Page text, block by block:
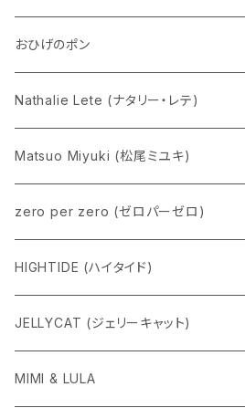
Eddie パンダ
クマちゃん
ケロペチーノ
おひげのポン
Nathalie Lete (ナタリー・レテ)
Matsuo Miyuki (松尾ミユキ)
zero per zero (ゼロパーゼロ)
HIGHTIDE (ハイタイド)
ニューレトロ
penco
JELLYCAT (ジェリーキャット)
MIMI & LULA